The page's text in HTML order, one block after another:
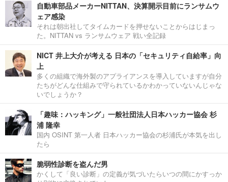
自動車部品メーカーNITTAN、決算開示目前にランサムウ
ェア感染
それは朝出社してタイムカードを押せないことからはじまっ
た。NITTAN vs ランサムウェア 戦い全記録
NICT 井上大介が考える 日本の「セキュリティ自給率」向
上
多くの組織で海外製のアプライアンスを導入していますが自分
たちがどんな仕組みで守られているかわかっていないんじゃな
いでしょうか？
「趣味：ハッキング」一般社団法人日本ハッカー協会 杉
浦 隆幸
国内 OSINT 第一人者 日本ハッカー協会の杉浦氏が本気を出し
たら
脆弱性診断を盗んだ男
かくして「良い診断」の定義が気づいたらいつの間にかすっか